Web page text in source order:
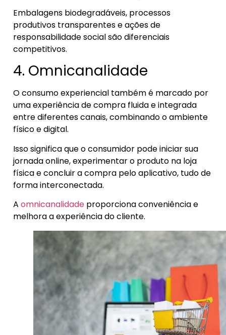
Embalagens biodegradáveis, processos
produtivos transparentes e ações de
responsabilidade social são diferenciais
competitivos.
4. Omnicanalidade
O consumo experiencial também é marcado por
uma experiência de compra fluida e integrada
entre diferentes canais, combinando o ambiente
físico e digital.
Isso significa que o consumidor pode iniciar sua
jornada online, experimentar o produto na loja
física e concluir a compra pelo aplicativo, tudo de
forma interconectada.
A omnicanalidade proporciona conveniência e
melhora a experiência do cliente.